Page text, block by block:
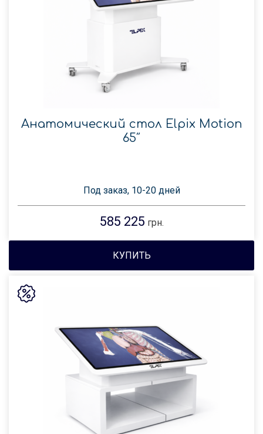
Анатомический стол Elpix Motion
65″
Под заказ, 10-20 дней
585 225 грн.
КУПИТЬ